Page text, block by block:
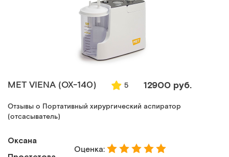
MET VIENA (ОХ-140) 5 12900 руб.
Отзывы о Портативный хирургический аспиратор
(отсасыватель)
Оксана
Оценка: